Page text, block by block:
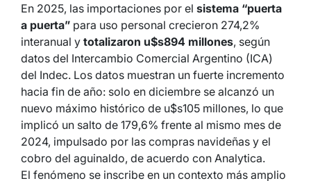
En 2025, las importaciones por el sistema “puerta
a puerta” para uso personal crecieron 274,2%
interanual y totalizaron u$s894 millones, según
datos del Intercambio Comercial Argentino (ICA)
del Indec. Los datos muestran un fuerte incremento
hacia fin de año: solo en diciembre se alcanzó un
nuevo máximo histórico de u$s105 millones, lo que
implicó un salto de 179,6% frente al mismo mes de
2024, impulsado por las compras navideñas y el
cobro del aguinaldo, de acuerdo con Analytica.
El fenómeno se inscribe en un contexto más amplio